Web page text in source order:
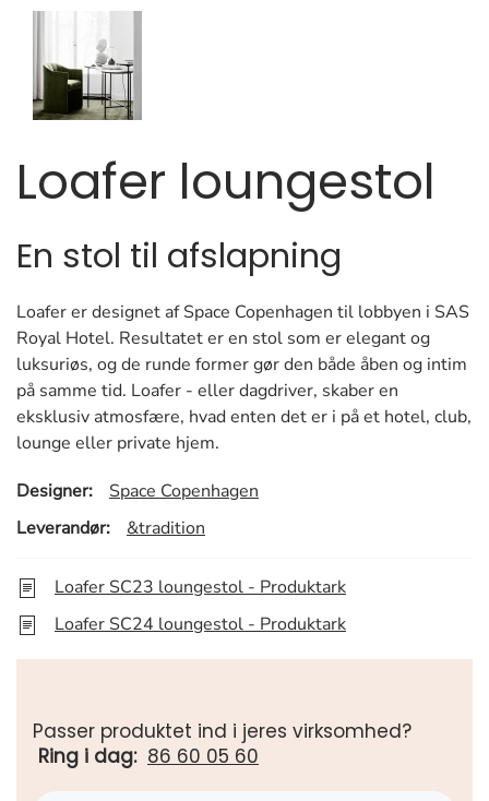
Loafer loungestol
En stol til afslapning
Loafer er designet af Space Copenhagen til lobbyen i SAS
Royal Hotel. Resultatet er en stol som er elegant og
luksuriøs, og de runde former gør den både åben og intim
på samme tid. Loafer - eller dagdriver, skaber en
eksklusiv atmosfære, hvad enten det er i på et hotel, club,
lounge eller private hjem.
Designer:
Space Copenhagen
Leverandør:
&tradition
Loafer SC23 loungestol - Produktark
Loafer SC24 loungestol - Produktark
Passer produktet ind i jeres virksomhed?
Ring i dag: 86 60 05 60